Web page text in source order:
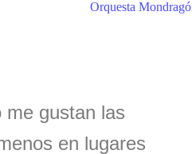
me gustan las
en lugares